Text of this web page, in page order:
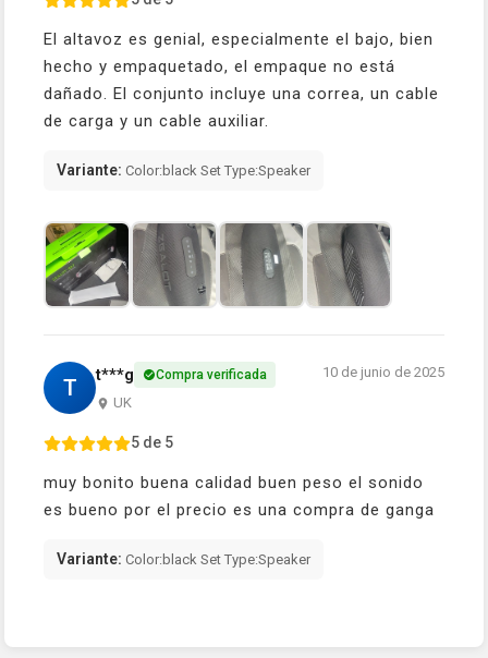
El altavoz es genial, especialmente el bajo, bien
hecho y empaquetado, el empaque no está
dañado. El conjunto incluye una correa, un cable
de carga y un cable auxiliar.
Variante: Color:black Set Type:Speaker
T t***g Compra verificada
UK
10 de junio de 2025
5 de 5
muy bonito buena calidad buen peso el sonido
es bueno por el precio es una compra de ganga
Variante: Color:black Set Type:Speaker